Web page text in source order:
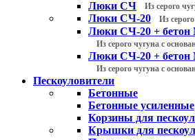
Люки СЧ
Из серого
Люки СЧ-20 Из
Люки СЧ-20 + бетон
Из серого чугуна с
Люки СЧ-20 + бетон
Из серого чугуна с
Пескоуловители
Бетонные
Бетонные усиленные
Корзины для
Крышки для